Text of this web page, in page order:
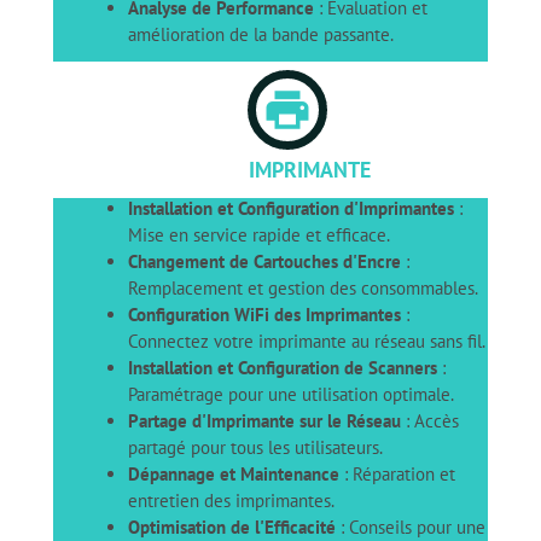
print
Analyse de Performance : Évaluation et
amélioration de la bande passante.
IMPRIMANTE
Installation et Configuration d'Imprimantes :
Mise en service rapide et efficace.
Changement de Cartouches d'Encre :
Remplacement et gestion des consommables.
Configuration WiFi des Imprimantes :
Connectez votre imprimante au réseau sans fil.
Installation et Configuration de Scanners :
Paramétrage pour une utilisation optimale.
Partage d'Imprimante sur le Réseau : Accès
partagé pour tous les utilisateurs.
Dépannage et Maintenance : Réparation et
entretien des imprimantes.
Optimisation de l'Efficacité : Conseils pour une